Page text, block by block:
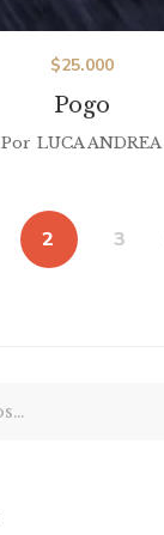
Pogo
$25.000
Por LUCA ANDREA
2 3